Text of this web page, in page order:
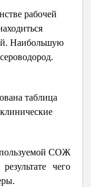
рабочей
Наибольшую
таблица
СОЖ
чего